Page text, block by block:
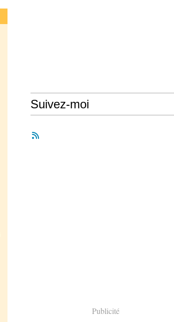
Suivez-moi
Publicité